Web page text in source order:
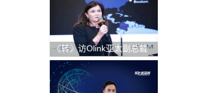
《转》访Olink亚太副总裁
Andrea Ballagi博士：新一
代蛋白组学如何加速精准医
疗新进程